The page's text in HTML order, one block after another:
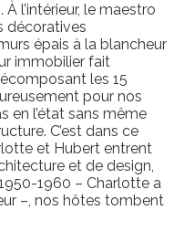
l’intérieur, le maestro
décoratives
épais à la blancheur
immobilier fait
les 15
pour nos
en l’état sans même
C’est dans ce
et Hubert entrent
et de design,
1960 – Charlotte a
–, nos hôtes tombent